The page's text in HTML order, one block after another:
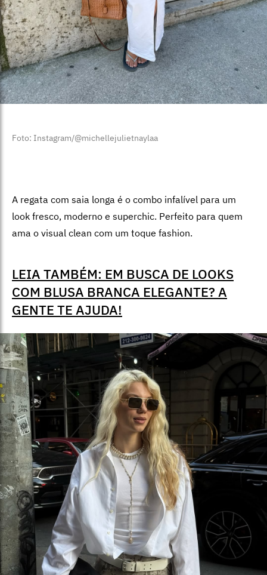
Foto: Instagram/@michellejulietnaylaa
A regata com saia longa é o combo infalível para um
look fresco, moderno e superchic. Perfeito para quem
ama o visual clean com um toque fashion.
LEIA TAMBÉM: EM BUSCA DE LOOKS
COM BLUSA BRANCA ELEGANTE? A
GENTE TE AJUDA!